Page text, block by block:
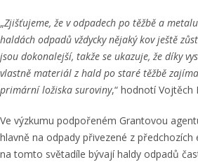
„Zjišťujeme, že v odpadech po těžbě a
haldách odpadů vždycky nějaký kov ještě
jsou dokonalejší, takže se ukazuje, že díky
vlastně materiál z hald po staré těžbě
primární ložiska suroviny,“ hodnotí Vojtěch
Ve výzkumu podpořeném Grantovou
hlavně na odpady přivezené z předchozích
na tomto světadíle bývají haldy odpadů